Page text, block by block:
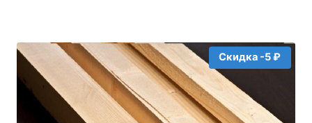
Скидка -5 ₽